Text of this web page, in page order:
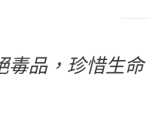
毒品，珍惜生